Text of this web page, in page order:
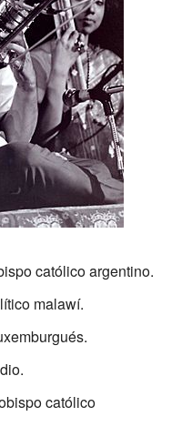
católico argentino.
malawí.
católico